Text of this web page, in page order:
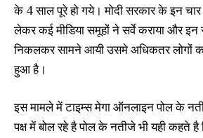
के 4 साल पूरे हो गये। मोदी सरकार के इन
लेकर कई मीडिया समूहों ने सर्वे कराया और इन
निकलकर सामने आयी उसमे अधिकतर लोगों
हुआ है।
इस मामले में टाइम्स मेगा ऑनलाइन पोल के
पक्ष में बोल रहे है पोल के नतीजे भी यही कहते